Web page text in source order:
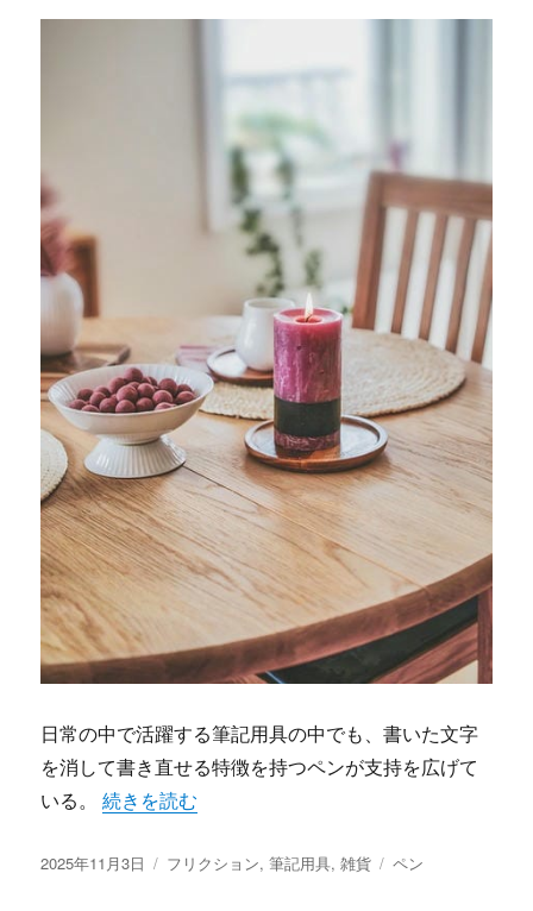
日常の中で活躍する筆記用具の中でも、書いた文字
を消して書き直せる特徴を持つペンが支持を広げて
いる。“何度でも消して書ける新時代の筆記体験フリク
続きを読む
投
2025年11月3日
カ
フリクション,筆記用具,雑貨
タ
ペン